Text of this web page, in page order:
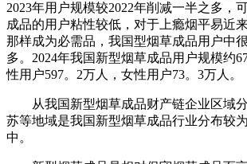
2023年用户规模较2022年削减一半之多，
成品的用户粘性较低，对于上瘾烟平易近
那样成为必需品，我国型烟草成品用户中
多。2024年我国新型烟草成品用户规模约
性用户597。2万人，女性用户73。3万人。
从我国新型烟草成品财产链企业区域分
苏等地域是我国新型烟草成品行业分布较
中。